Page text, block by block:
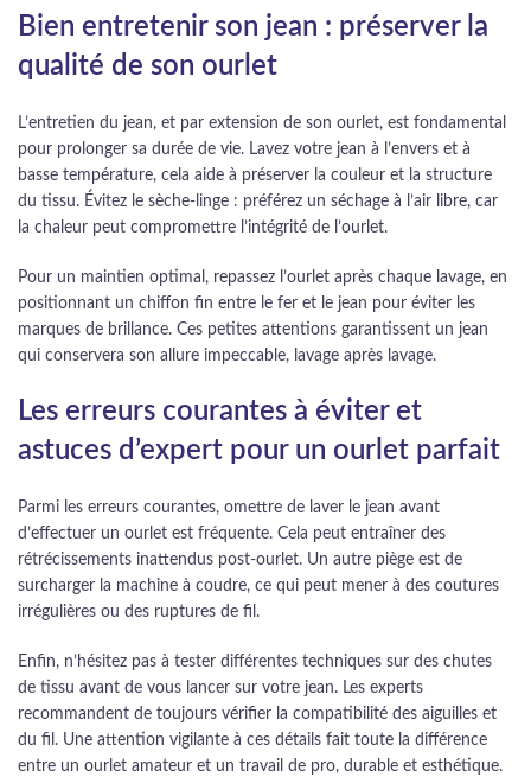
Bien entretenir son jean : préserver la
qualité de son ourlet
L’entretien du jean, et par extension de son ourlet, est fondamental
pour prolonger sa durée de vie. Lavez votre jean à l’envers et à
basse température, cela aide à préserver la couleur et la structure
du tissu. Évitez le sèche-linge : préférez un séchage à l’air libre, car
la chaleur peut compromettre l’intégrité de l’ourlet.
Pour un maintien optimal, repassez l’ourlet après chaque lavage, en
positionnant un chiffon fin entre le fer et le jean pour éviter les
marques de brillance. Ces petites attentions garantissent un jean
qui conservera son allure impeccable, lavage après lavage.
Les erreurs courantes à éviter et
astuces d’expert pour un ourlet parfait
Parmi les erreurs courantes, omettre de laver le jean avant
d’effectuer un ourlet est fréquente. Cela peut entraîner des
rétrécissements inattendus post-ourlet. Un autre piège est de
surcharger la machine à coudre, ce qui peut mener à des coutures
irrégulières ou des ruptures de fil.
Enfin, n’hésitez pas à tester différentes techniques sur des chutes
de tissu avant de vous lancer sur votre jean. Les experts
recommandent de toujours vérifier la compatibilité des aiguilles et
du fil. Une attention vigilante à ces détails fait toute la différence
entre un ourlet amateur et un travail de pro, durable et esthétique.